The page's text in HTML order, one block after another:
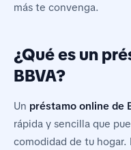
más te convenga.
¿Qué es un
BBVA?
Un préstamo online de
rápida y sencilla que
comodidad de tu hogar.